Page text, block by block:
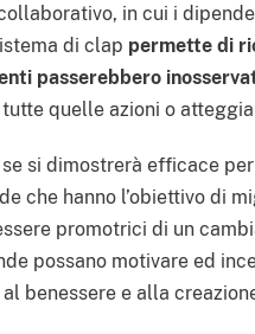
in cui i
di clap permette di
passerebbero
quelle azioni o
si dimostrerà efficace
che hanno l’obiettivo di
promotrici di un
possano motivare ed
benessere e alla